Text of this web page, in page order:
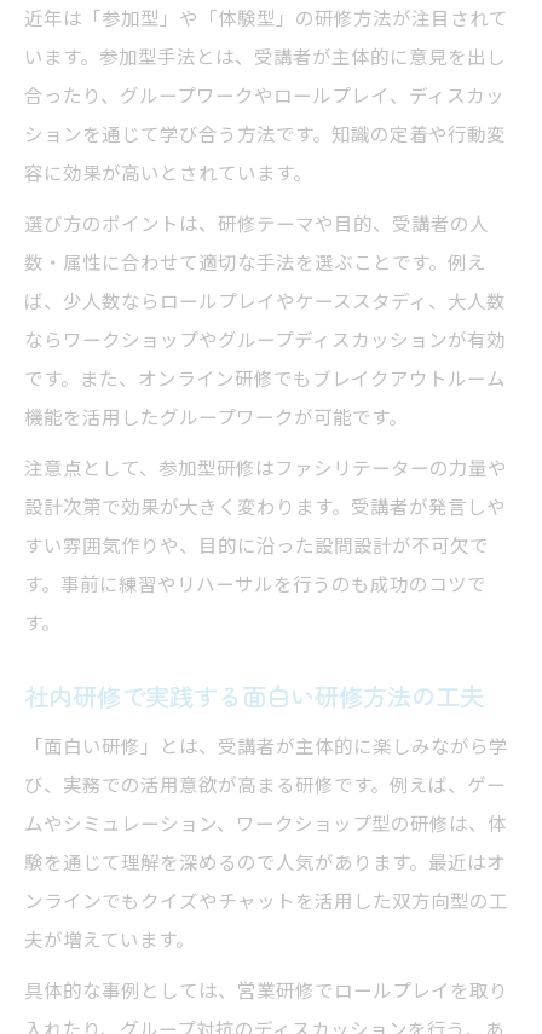
近年は「参加型」や「体験型」の研修方法が注目されて
います。参加型手法とは、受講者が主体的に意見を出し
合ったり、グループワークやロールプレイ、ディスカッ
ションを通じて学び合う方法です。知識の定着や行動変
容に効果が高いとされています。
選び方のポイントは、研修テーマや目的、受講者の人
数・属性に合わせて適切な手法を選ぶことです。例え
ば、少人数ならロールプレイやケーススタディ、大人数
ならワークショップやグループディスカッションが有効
です。また、オンライン研修でもブレイクアウトルーム
機能を活用したグループワークが可能です。
注意点として、参加型研修はファシリテーターの力量や
設計次第で効果が大きく変わります。受講者が発言しや
すい雰囲気作りや、目的に沿った設問設計が不可欠で
す。事前に練習やリハーサルを行うのも成功のコツで
す。
社内研修で実践する面白い研修方法の工夫
「面白い研修」とは、受講者が主体的に楽しみながら学
び、実務での活用意欲が高まる研修です。例えば、ゲー
ムやシミュレーション、ワークショップ型の研修は、体
験を通じて理解を深めるので人気があります。最近はオ
ンラインでもクイズやチャットを活用した双方向型の工
夫が増えています。
具体的な事例としては、営業研修でロールプレイを取り
入れたり、グループ対抗のディスカッションを行う、あ